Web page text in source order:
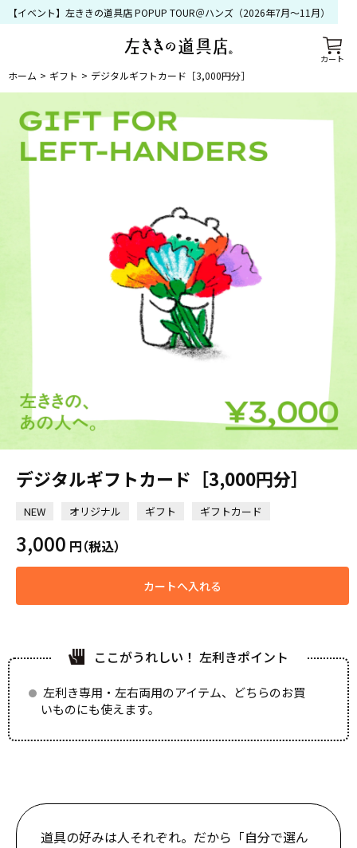
カート
【イベント】左ききの道具店 POPUP TOUR＠ハンズ（2026年7月〜11月）
ホーム ギフト デジタルギフトカード［3,000円分］
ここがうれしい！ 左利きポイント
左利き専用・左右両用のアイテム、どちらのお買
いものにも使えます。
道具の好みは人それぞれ。だから「自分で選ん
デジタルギフトカード［3,000円分］
NEW オリジナル ギフト ギフトカード
3,000 円（税込）
カートへ入れる